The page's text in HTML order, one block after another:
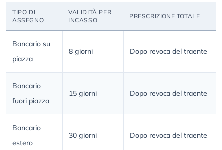
TIPO DI
ASSEGNO
VALIDITÀ PER
INCASSO
PRESCRIZIONE TOTALE
Bancario su
piazza
8 giorni Dopo revoca del traente
Bancario
fuori piazza
15 giorni Dopo revoca del traente
Bancario
estero
30 giorni Dopo revoca del traente